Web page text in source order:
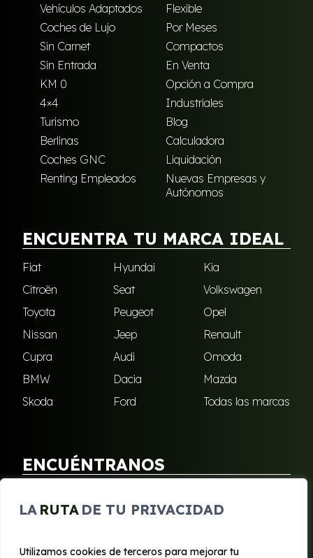
LA RUTA DE TU PRIVACIDAD
Utilizamos cookies de terceros para mejorar tu
Vehículos Adaptados
Flexible
Coches de Lujo
Por Meses
Sin Carnet
Compactos
Sin Entrada
En Venta
KM 0
Opción a Compra
4×4
Industriales
Turismo
Blog
Berlinas
Calculadora
Coches GNC
Liquidación
Renting Empleados
Nuevas Empresas y
Autónomos
ENCUENTRA TU MARCA IDEAL
Fiat Hyundai
Kia
Citroën
Seat
Volkswagen
Toyota
Peugeot
Opel
Nissan
Jeep
Renault
Cupra
Audi
Omoda
BMW
Dacia
Mazda
Skoda
Ford Todas las marcas
ENCUÉNTRANOS
Sangonera Verde
Santa Cruz